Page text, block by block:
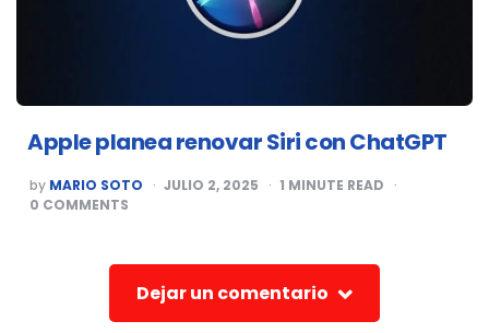
Apple planea renovar Siri con ChatGPT
POSTED
BY
by MARIO SOTO JULIO 2, 2025 1 MINUTE READ
0 COMMENTS
Dejar un comentario